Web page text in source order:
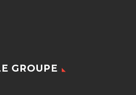
GROUPE